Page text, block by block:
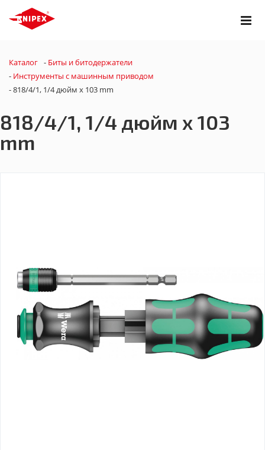
Каталог - Биты и битодержатели
- Инструменты с машинным приводом
-818/4/1, 1/4 дюйм x 103 mm
818/4/1, 1/4 дюйм x 103
mm